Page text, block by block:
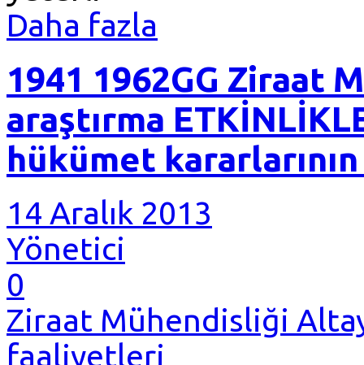
Daha fazla
1941 1962GG Ziraat
araştırma
hükümet
14 Aralık 2013
Yönetici
0
Ziraat Mühendisliği
faaliyetleri